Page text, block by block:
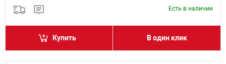
Есть в наличии
Купить В один клик